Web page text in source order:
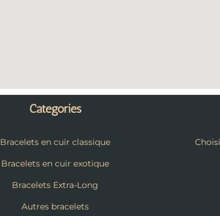
Catégories
Bracelets en cuir classique
Bracelets en cuir exotique
Bracelets Extra-Long
Autres bracelets